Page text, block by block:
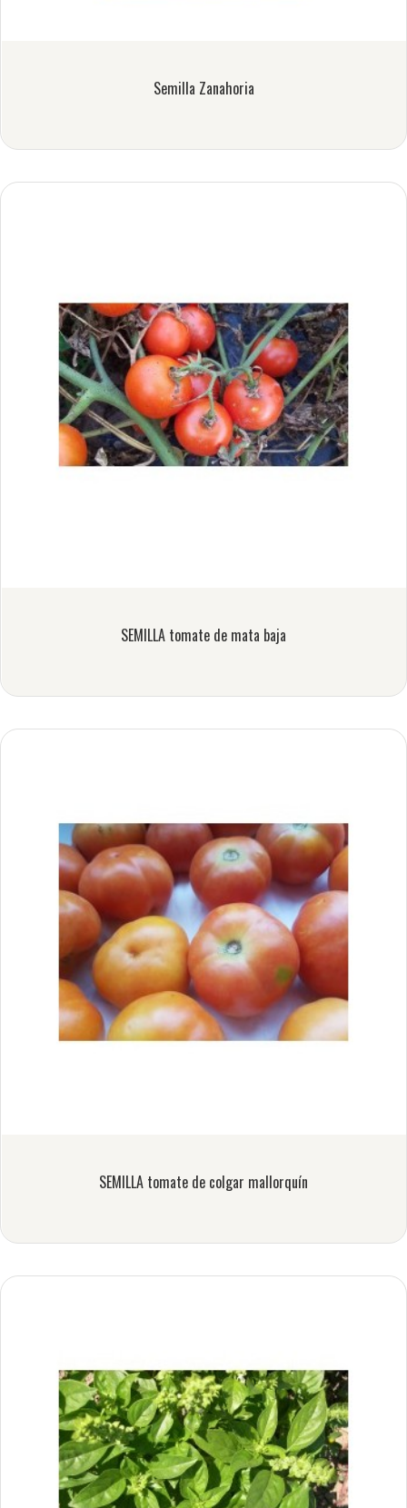
Semilla Zanahoria
SEMILLA tomate de mata baja
SEMILLA tomate de colgar mallorquín